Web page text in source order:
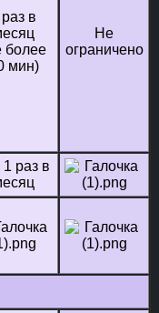
в
более
мин)
Не
ограничено
раз в